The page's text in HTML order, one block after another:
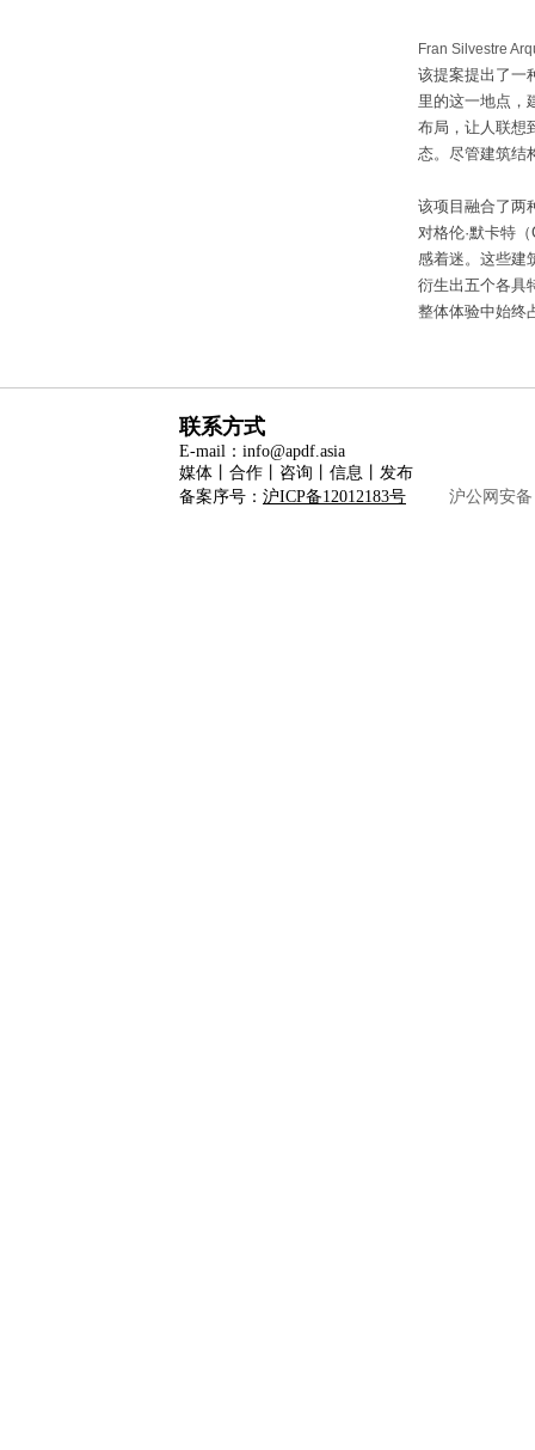
Fran Silvestre
该提案提出了一
里的这一地点，
布局，让人联想
态。尽管建筑结
该项目融合了两
对格伦·默卡特
感着迷。这些建
衍生出五个各具
整体体验中始终